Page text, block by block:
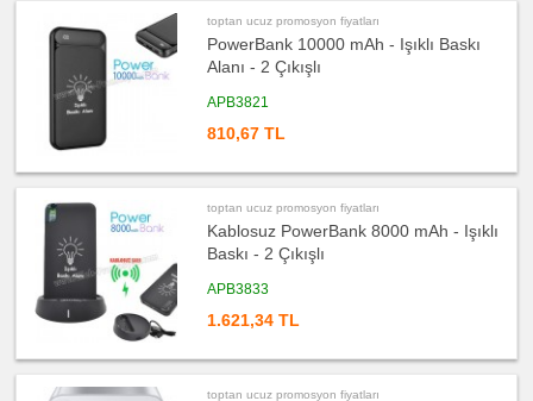
toptan ucuz promosyon fiyatları
PowerBank 10000 mAh - Işıklı Baskı
Alanı - 2 Çıkışlı
APB3821
810,67 TL
toptan ucuz promosyon fiyatları
Kablosuz PowerBank 8000 mAh - Işıklı
Baskı - 2 Çıkışlı
APB3833
1.621,34 TL
toptan ucuz promosyon fiyatları
Bilgisayar
Aksesuarları
promosyon
Diğer
Ürünler